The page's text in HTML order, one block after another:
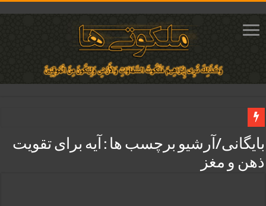
دعای ایجاد دلبستگی و محبوبیت و محبت شدید بین دو نفر تضمینی
دعای مجرب برای فروش سریع کالا و رونق فروش مغازه | متن آیات، روش انجام و
دعای ایجاد عشق و محبت آتشین در قلب معشوق | متن دعا، روش خواندن
بایگانی/آرشیو برچسب ها : آیه برای تقویت
ذهن و مغز